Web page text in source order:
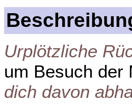
Urplötzliche
um Besuch
dich davon